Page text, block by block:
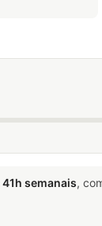
41h semanais,